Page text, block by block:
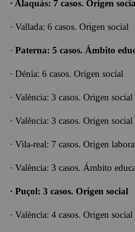
· Alaquàs: 7 casos. Origen
· Vallada: 6 casos. Origen social
· Paterna: 5 casos. Ámbito
· Dénia: 6 casos. Origen social
· València: 3 casos. Origen social
· València: 3 casos. Origen social
· Vila-real: 7 casos. Origen
· València: 3 casos. Ámbito
· Puçol: 3 casos. Origen social
· València: 4 casos. Origen social